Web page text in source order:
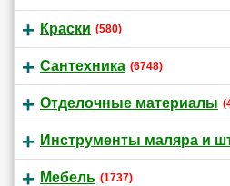
Краски (580)
Сантехника (6748)
Отделочные материалы
Инструменты маляра и
Мебель (1737)